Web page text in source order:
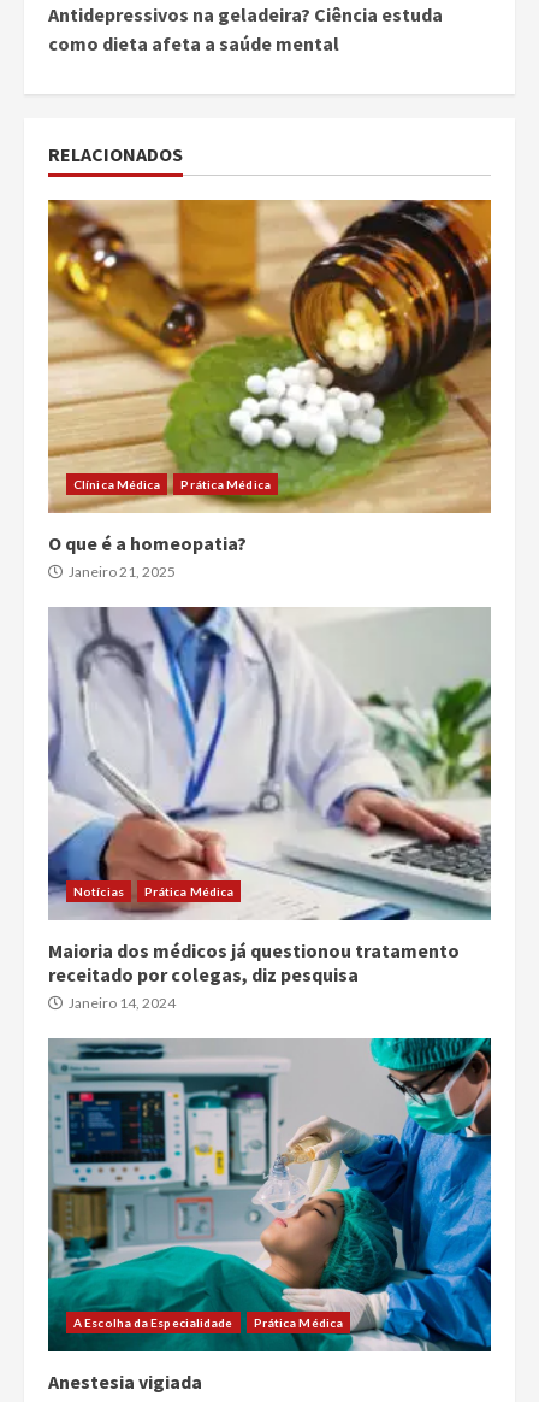
Antidepressivos na geladeira? Ciência estuda
como dieta afeta a saúde mental
RELACIONADOS
Clínica Médica Prática Médica
O que é a homeopatia?
Janeiro 21, 2025
Notícias Prática Médica
Maioria dos médicos já questionou tratamento
receitado por colegas, diz pesquisa
Janeiro 14, 2024
A Escolha da Especialidade Prática Médica
Anestesia vigiada